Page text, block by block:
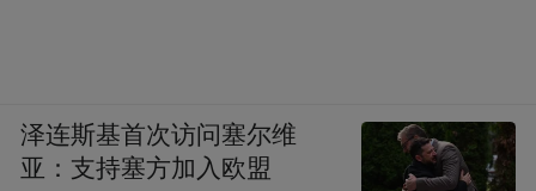
泽连斯基首次访问塞尔维
亚：支持塞方加入欧盟